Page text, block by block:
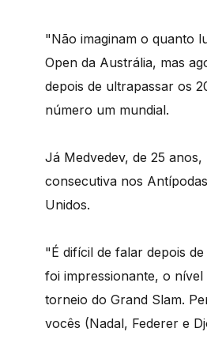
"Não imaginam o quanto
Open da Austrália, mas
depois de ultrapassar os
número um mundial.
Já Medvedev, de 25
consecutiva nos
Unidos.
"É difícil de falar depois
foi impressionante, o nível
torneio do Grand Slam.
vocês (Nadal, Federer e